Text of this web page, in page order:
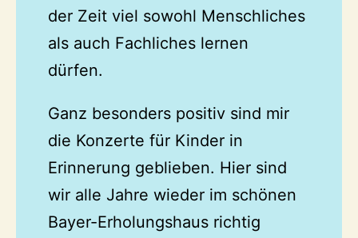
der Zeit viel sowohl Menschliches
als auch Fachliches lernen
dürfen.
Ganz besonders positiv sind mir
die Konzerte für Kinder in
Erinnerung geblieben. Hier sind
wir alle Jahre wieder im schönen
Bayer-Erholungshaus richtig